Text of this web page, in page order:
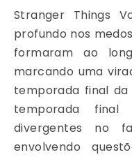
Stranger Things Vol. 2 é um mergulho mais
profundo nos
formaram ao
marcando uma
temporada final da
temporada final
divergentes no
envolvendo